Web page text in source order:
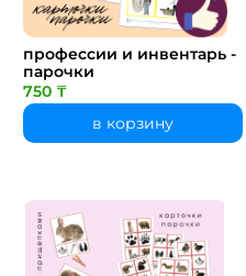
профессии и инвентарь -
парочки
750 ₸
в корзину